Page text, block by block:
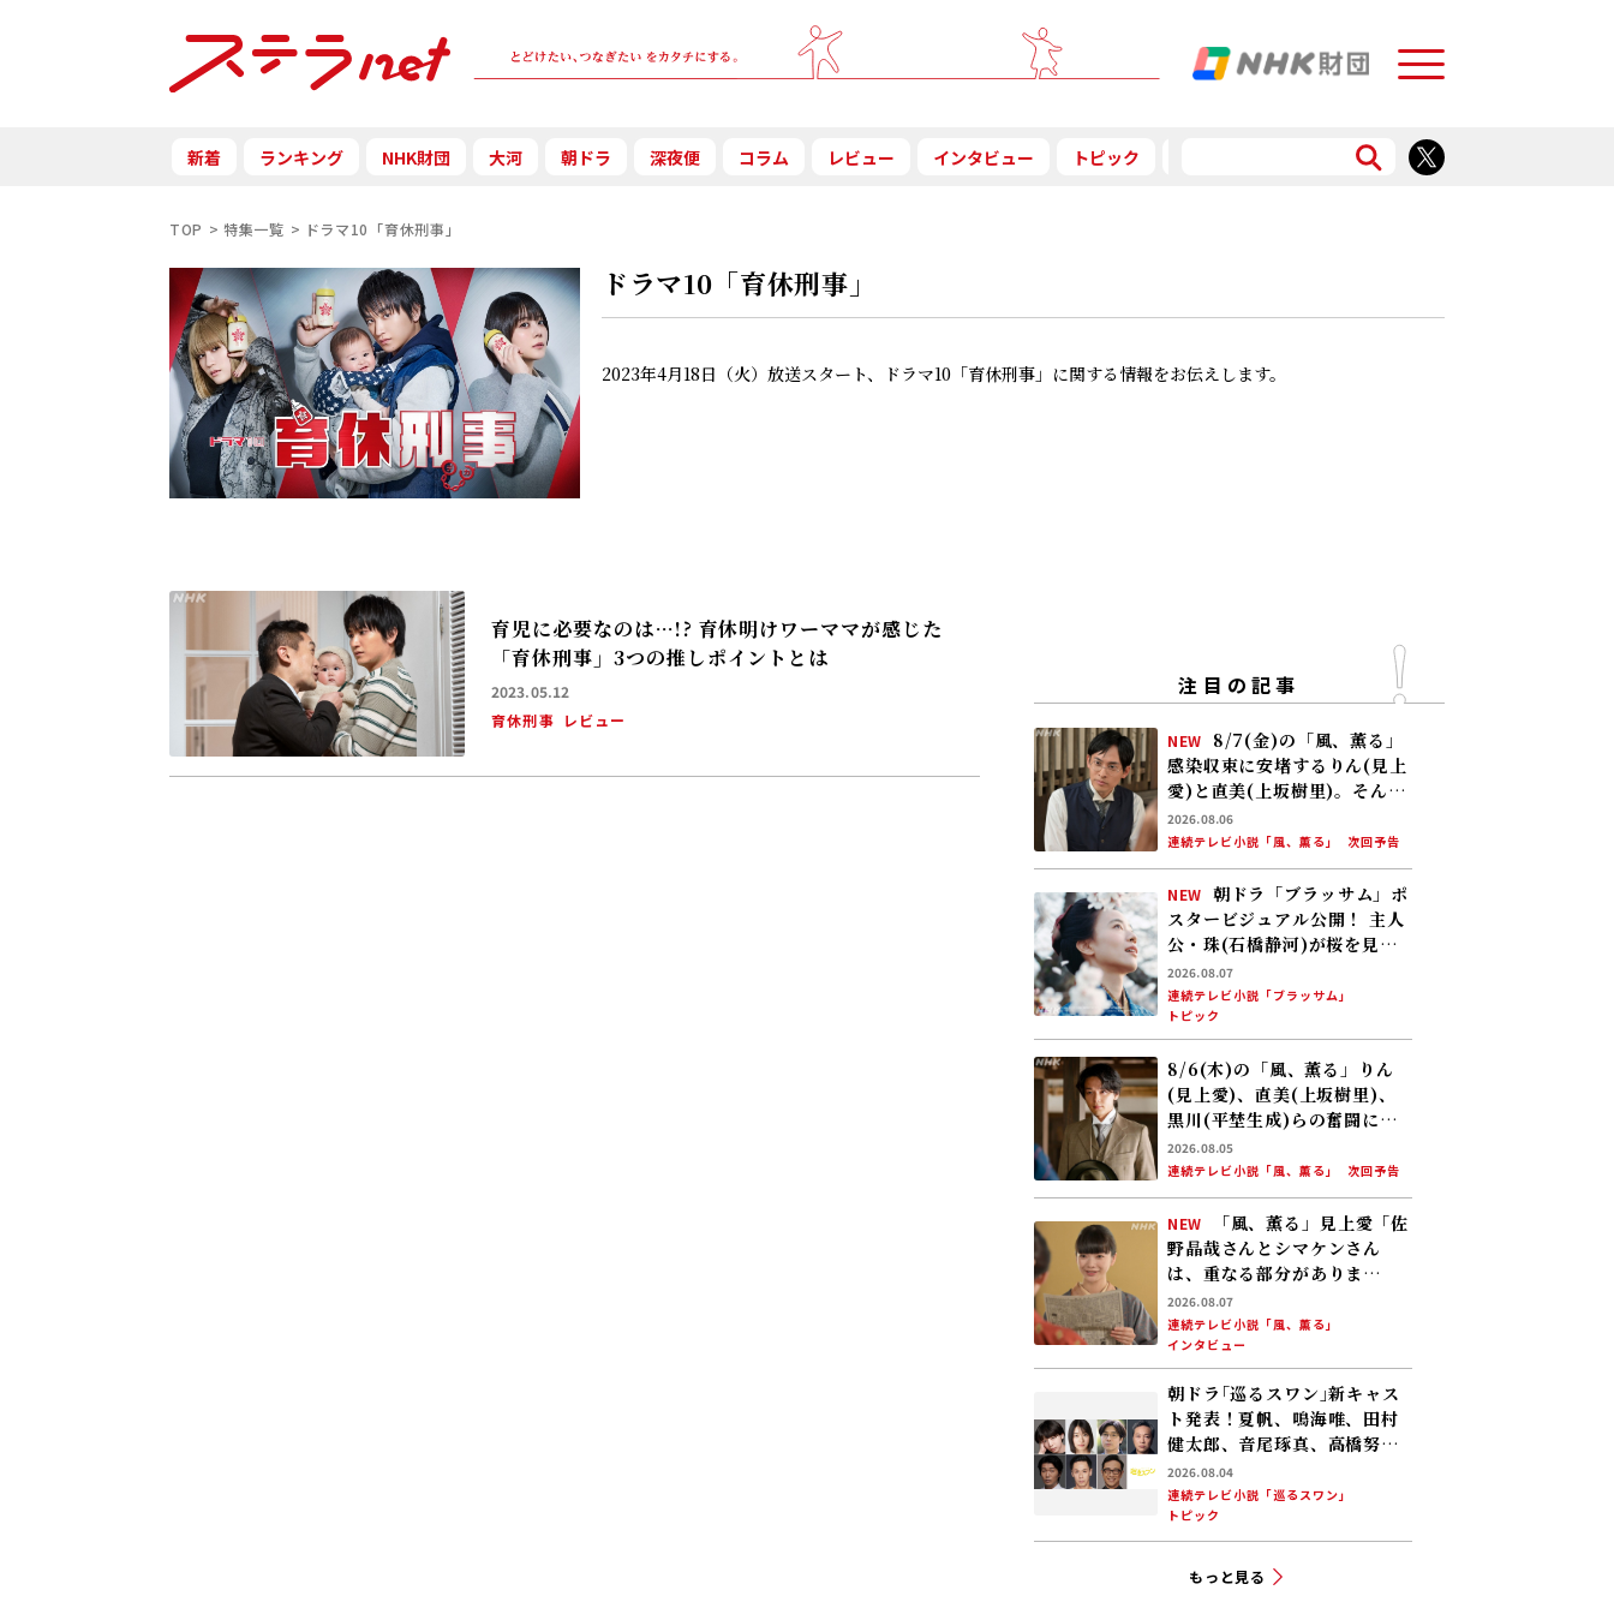
Menu
新着 ランキング NHK財団 大河 朝ドラ 深夜便 コラム レビュー インタビュー トピック
TOP 特集一覧 ドラマ10「育休刑事」
ドラマ10「育休刑事」
2023年4月18日（火）放送スタート、ドラマ10「育休刑事」に関する情報をお伝えします。
育児に必要なのは…!? 育休明けワーママが感じた
「育休刑事」3つの推しポイントとは
2023.05.12
育休刑事 レビュー
注目の記事
NEW
8/7(金)の「風、薫る」
感染収束に安堵するりん(見上
愛)と直美(上坂樹里)。そんな
中、黒川(平埜生成)がりんに
ある提案をする
2026.08.06
連続テレビ小説「風、薫る」
次回予告
NEW 朝ドラ「ブラッサム」ポ
スタービジュアル公開！ 主人
公・珠(石橋静河)が桜を見上
げる印象的な1枚 タイトル映
像は奥山大史監督、語りは三
條雅幸アナ 2026年度後期放
送
2026.08.07
連続テレビ小説「ブラッサム」
トピック
8/6(木)の「風、薫る」りん
(見上愛)、直美(上坂樹里)、
黒川(平埜生成)らの奮闘に、
村人たちも理解を示し始め
る。しかし、アサ(美山加恋)
の容体はなかなか改善せ
ず……
2026.08.05
連続テレビ小説「風、薫る」
次回予告
NEW
「風、薫る」見上愛「佐
野晶哉さんとシマケンさん
は、重なる部分がありま
す……」
2026.08.07
連続テレビ小説「風、薫る」
インタビュー
朝ドラ｢巡るスワン｣新キャス
ト発表！夏帆、鳴海唯、田村
健太郎、音尾琢真、高橋努、
大倉孝二、角田晃広――主人公･美
咲(森田望智)が交流する警察
署の人々 2027年度前期放送
2026.08.04
連続テレビ小説「巡るスワン」
トピック
もっと見る